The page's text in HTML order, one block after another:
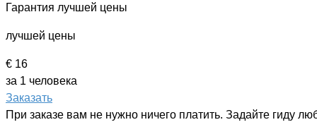
Гарантия лучшей цены
лучшей цены
€ 16
за 1 человека
Заказать
При заказе вам не нужно ничего платить. Задайте гиду